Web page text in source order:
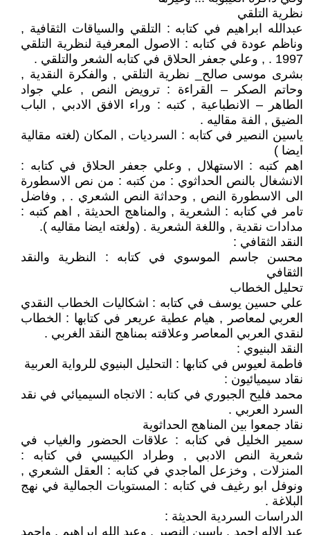
نظرية التلقي
عبدالله ابراهيم في كتابه : التلقي والسياقات الثقافية ,
وناظم عودة في كتابه : الاصول المعرفية لنظرية التلقي
1997 . , وعلي جعفر الحلاق في كتابه الشعر والتلقي .
بشرى موسى صالح_ نظرية التلقي , والفكرة النقدية ,
وحاتم الصكر – القراءة : ترويض النص , علي جواد
الطاهر – الانطباعية , كتبه : وراء الافق الادبي , الباب
الضيق , الفة مقاليه .
ياسين النصير في كتابه : السرديات , المكان (لغته مقالية
ايضا )
اهم كتبه : الاستهلال , وعلي جعفر الحلاق في كتابه :
الانشغال بالنص الحداثوي : من كتبه : من نص الاسطورة
الى الاسطورة النص , وحداثة النص الشعري . , وفاضل
تامر في كتابه : الشعرية , والمناهج الحديثة , اهم كتبه :
مدادات نقدية , واللغة الشعرية . (ولغته ايضا مقاليه ).
النقد الثقافي :
محسن جاسم الموسوي في كتابه : النظرية والنقد
الثقافي
تحليل الخطاب
علي حسين يوسف في كتابه : اشكاليات الخطاب النقدي
العربي لمعاصر , هيام عطية عريعر في كتابها : الخطاب
لنقدي العربي المعاصر وعلاقته بمناهج النقد الغربي .
النقد البنيوي :
فاطمة لعيوس في كتابها : التحليل البنيوي للرواية العربية
نقاد سيميائيون :
محمد فليح الجبوري في كتابه : الاتجاه السيميائي في نقد
السرد العربي .
نقاد جمعوا بين المناهج الحداثوية
سمير الخليل في كتابه : علاقات الحضور والغياب في
شعرية النص الادبي , وطراد الكبيسي في كتابه :
المنزلات , وخزعل الماجدي في كتابه : العقل الشعري ,
ونوفل ابو رغيف في كتابه : المستويات الجمالية في نهج
البلاغة .
الدراسات السردية الحديثة :
عبد الاله احمد , ياسين النصير , وعبد الله ابراهيم , واحمد